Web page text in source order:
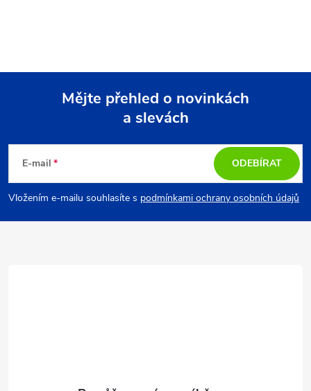
p
a
Mějte přehled o novinkách
a slevách
E-mail
Vložením e-mailu souhlasíte s podmínkami ochrany osobních údajů
ODEBÍRAT